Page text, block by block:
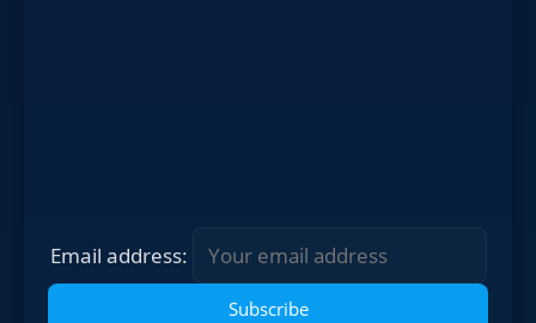
Email address: